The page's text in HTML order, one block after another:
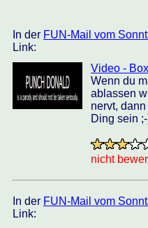
In der FUN-Mail vom
Link:
Video -
Wenn du
ablassen
nervt,
Ding sein
nicht
In der FUN-Mail vom
Link: